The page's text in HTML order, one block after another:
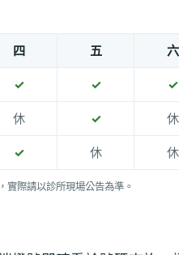
四 五 六
✓ ✓ ✓
休 ✓ 休
✓ 休 休
實際請以診所現場公告為準。